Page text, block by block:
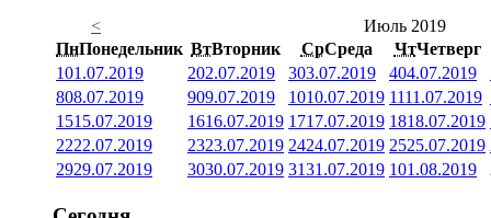
<
Июль 2019
ПнПонедельник ВтВторник СрСреда ЧтЧетверг
101.07.2019 202.07.2019 303.07.2019 404.07.2019
808.07.2019 909.07.2019 1010.07.2019 1111.07.2019
1515.07.2019 1616.07.2019 1717.07.2019 1818.07.2019
2222.07.2019 2323.07.2019 2424.07.2019 2525.07.2019
2929.07.2019 3030.07.2019 3131.07.2019 101.08.2019